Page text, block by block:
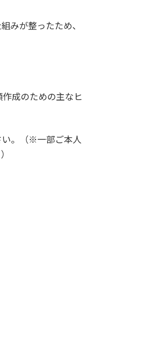
みが整ったため、
成のための主なヒ
い。（※一部ご本人